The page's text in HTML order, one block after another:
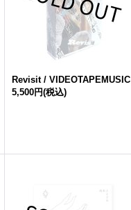
Revisit / VIDEOTAPEMUSIC
5,500円(税込)